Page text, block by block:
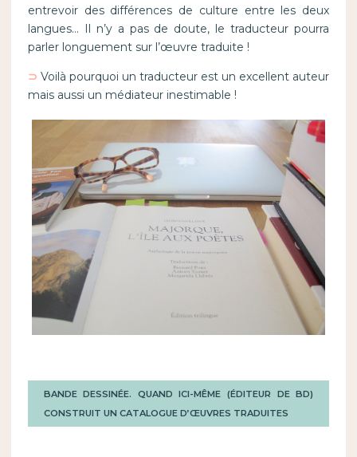
entrevoir des différences de culture entre les deux
langues… Il n’y a pas de doute, le traducteur pourra
parler longuement sur l’œuvre traduite !
⊃ Voilà pourquoi un traducteur est un excellent auteur
mais aussi un médiateur inestimable !
BANDE DESSINÉE. QUAND ICI-MÊME (ÉDITEUR DE BD)
CONSTRUIT UN CATALOGUE D’ŒUVRES TRADUITES